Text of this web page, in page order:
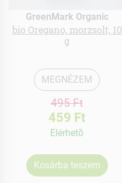
GreenMark Organic
bio Oregano, morzsolt, 10
g
MEGNÉZEM
495 Ft
459 Ft
Elérhetõ
Kosárba teszem